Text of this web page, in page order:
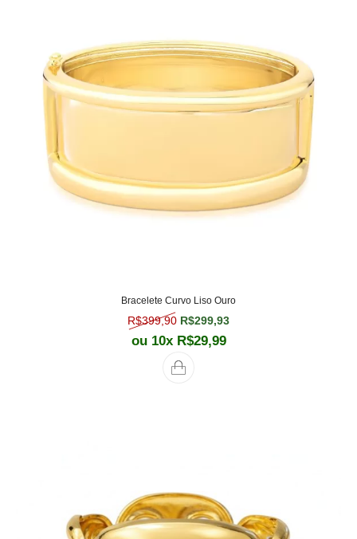
Bracelete Curvo Liso Ouro
R$399,90 O preço original era: R$399,90.
R$299,93
ou 10x R$29,99